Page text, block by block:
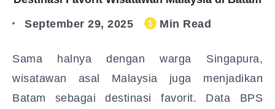
September 29, 2025 1 Min Read
Sama halnya dengan warga Singapura,
wisatawan asal Malaysia juga menjadikan
Batam sebagai destinasi favorit. Data BPS